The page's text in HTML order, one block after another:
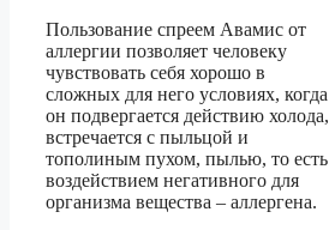
Пользование спреем Авамис от
аллергии позволяет человеку
чувствовать себя хорошо в
сложных для него условиях, когда
он подвергается действию холода,
встречается с пыльцой и
тополиным пухом, пылью, то есть
воздействием негативного для
организма вещества – аллергена.